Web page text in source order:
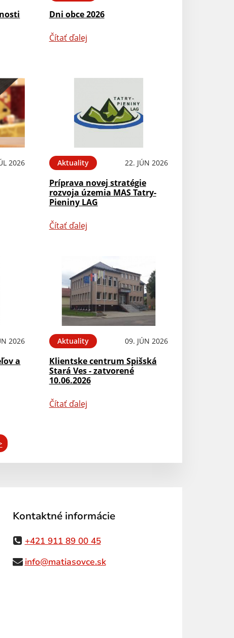
Dni obce 2026
Čítať ďalej
2026 Aktuality 22. JÚN 2026
Príprava novej stratégie
rozvoja územia MAS Tatry-
Pieniny LAG
Čítať ďalej
2026
a
Aktuality 09. JÚN 2026
Klientske centrum Spišská
Stará Ves - zatvorené
10.06.2026
Čítať ďalej
Kontaktné informácie
+421 911 89 00 45
info@matiasovce.sk